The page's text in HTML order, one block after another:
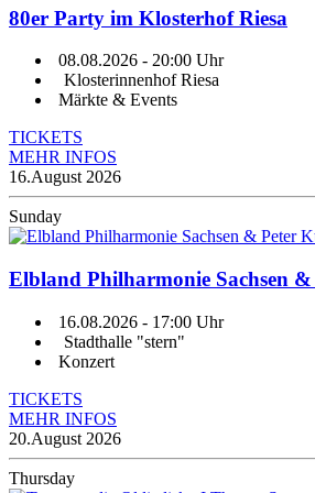
80er Party im Klosterhof Riesa
08.08.2026 - 20:00 Uhr
Klosterinnenhof Riesa
Märkte & Events
TICKETS
MEHR INFOS
16.August 2026
Sunday
Elbland Philharmonie Sachsen
16.08.2026 - 17:00 Uhr
Stadthalle "stern"
Konzert
TICKETS
MEHR INFOS
20.August 2026
Thursday